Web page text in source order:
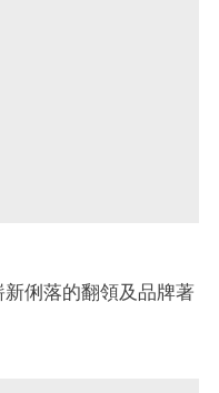
俐落的翻領及品牌著